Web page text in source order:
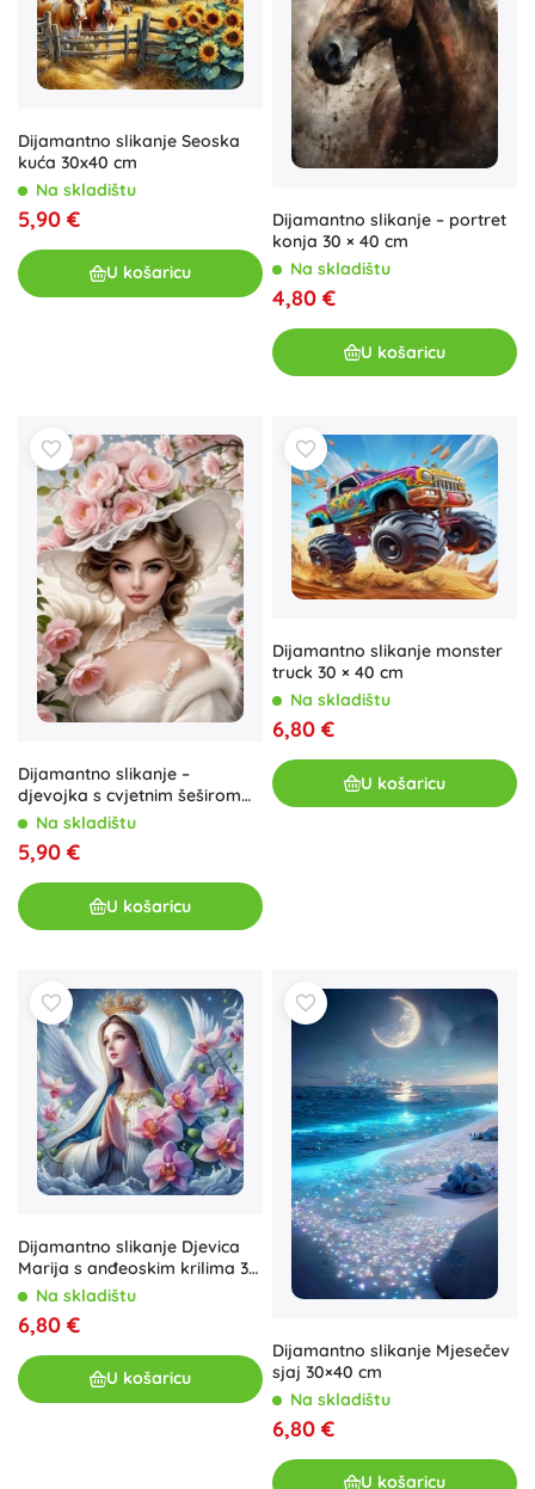
Dijamantno slikanje Seoska
kuća 30x40 cm
Na skladištu
5,90 €
U košaricu
Dijamantno slikanje – portret
konja 30 × 40 cm
Na skladištu
4,80 €
U košaricu
Dijamantno slikanje –
djevojka s cvjetnim šeširom
30 × 40 cm
Na skladištu
5,90 €
U košaricu
Dijamantno slikanje monster
truck 30 × 40 cm
Na skladištu
6,80 €
U košaricu
Dijamantno slikanje Djevica
Marija s anđeoskim krilima 30
× 40 cm
Na skladištu
6,80 €
U košaricu
Dijamantno slikanje Mjesečev
sjaj 30×40 cm
Na skladištu
6,80 €
U košaricu